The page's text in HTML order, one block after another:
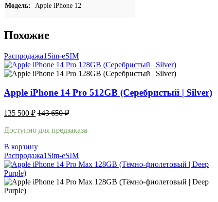
Модель:
Apple iPhone 12
Похожие
Распродажа1Sim-eSIM
Apple iPhone 14 Pro 512GB (Серебристый | Silver)
135 500 ₽ 143 650₽
Доступно для предзаказа
В корзину
Распродажа1Sim-eSIM